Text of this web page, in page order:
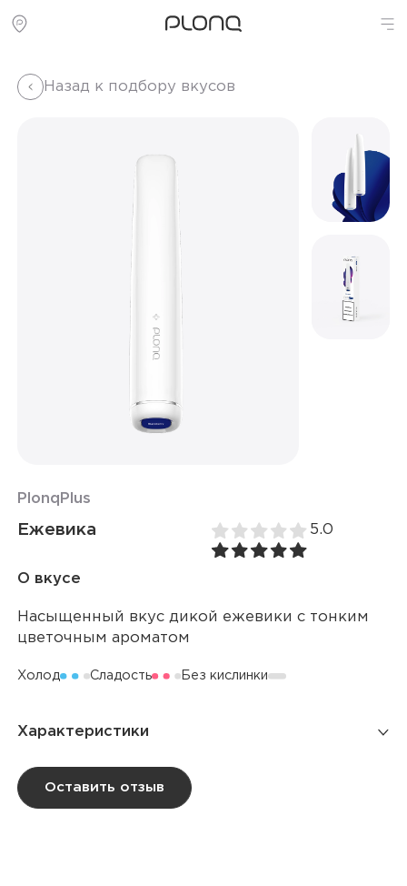
Назад к подбору вкусов
Plonq Plus
Ежевика 5.0
О вкусе
Насыщенный вкус дикой ежевики с тонким
цветочным ароматом
Холод Сладость Без кислинки
Характеристики
Количество затяжек
Оставить отзыв